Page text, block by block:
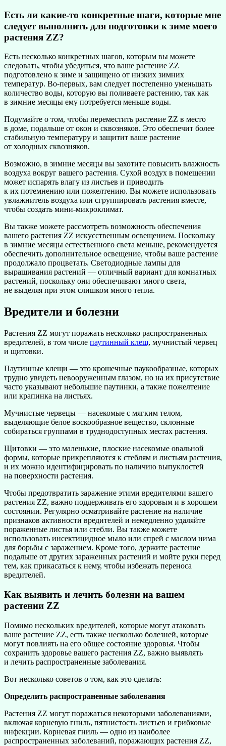
Есть ли какие-то конкретные шаги, которые мне
следует выполнить для подготовки к зиме моего
растения ZZ?
Есть несколько конкретных шагов, которым вы можете
следовать, чтобы убедиться, что ваше растение ZZ
подготовлено к зиме и защищено от низких зимних
температур. Во-первых, вам следует постепенно уменьшать
количество воды, которую вы поливаете растению, так как
в зимние месяцы ему потребуется меньше воды.
Подумайте о том, чтобы переместить растение ZZ в место
в доме, подальше от окон и сквозняков. Это обеспечит более
стабильную температуру и защитит ваше растение
от холодных сквозняков.
Возможно, в зимние месяцы вы захотите повысить влажность
воздуха вокруг вашего растения. Сухой воздух в помещении
может испарять влагу из листьев и приводить
к их потемнению или пожелтению. Вы можете использовать
увлажнитель воздуха или сгруппировать растения вместе,
чтобы создать мини-микроклимат.
Вы также можете рассмотреть возможность обеспечения
вашего растения ZZ искусственным освещением. Поскольку
в зимние месяцы естественного света меньше, рекомендуется
обеспечить дополнительное освещение, чтобы ваше растение
продолжало процветать. Светодиодные лампы для
выращивания растений — отличный вариант для комнатных
растений, поскольку они обеспечивают много света,
не выделяя при этом слишком много тепла.
Вредители и болезни
Растения ZZ могут поражать несколько распространенных
вредителей, в том числе паутинный клещ, мучнистый червец
и щитовки.
Паутинные клещи — это крошечные паукообразные, которых
трудно увидеть невооруженным глазом, но на их присутствие
часто указывают небольшие паутинки, а также пожелтение
или крапинка на листьях.
Мучнистые червецы — насекомые с мягким телом,
выделяющие белое воскообразное вещество, склонные
собираться группами в труднодоступных местах растения.
Щитовки — это маленькие, плоские насекомые овальной
формы, которые прикрепляются к стеблям и листьям растения,
и их можно идентифицировать по наличию выпуклостей
на поверхности растения.
Чтобы предотвратить заражение этими вредителями вашего
растения ZZ, важно поддерживать его здоровым и в хорошем
состоянии. Регулярно осматривайте растение на наличие
признаков активности вредителей и немедленно удаляйте
пораженные листья или стебли. Вы также можете
использовать инсектицидное мыло или спрей с маслом нима
для борьбы с заражением. Кроме того, держите растение
подальше от других зараженных растений и мойте руки перед
тем, как прикасаться к нему, чтобы избежать переноса
вредителей.
Как выявить и лечить болезни на вашем
растении ZZ
Помимо нескольких вредителей, которые могут атаковать
ваше растение ZZ, есть также несколько болезней, которые
могут повлиять на его общее состояние здоровья. Чтобы
сохранить здоровье вашего растения ZZ, важно выявлять
и лечить распространенные заболевания.
Вот несколько советов о том, как это сделать:
Определить распространенные заболевания
Растения ZZ могут поражаться некоторыми заболеваниями,
включая корневую гниль, пятнистость листьев и грибковые
инфекции. Корневая гниль — одно из наиболее
распространенных заболеваний, поражающих растения ZZ,